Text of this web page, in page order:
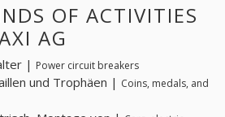
OF ACTIVITIES
AG
| Power circuit breakers
und Trophäen | Coins, medals, and